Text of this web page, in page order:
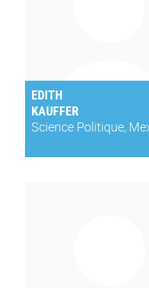
EDITH
KAUFFER
Science Politique,